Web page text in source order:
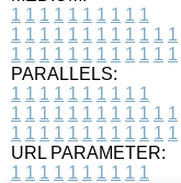
1 1 1 1 1 1 1 1 1 1
1 1 1 1 1 1 1 1 1 1 1 1
1 1 1 1 1 1 1 1 1 1 1 1
PARALLELS:
1 1 1 1 1 1 1 1 1 1
1 1 1 1 1 1 1 1 1 1 1 1
1 1 1 1 1 1 1 1 1 1 1 1
URL PARAMETER:
1 1 1 1 1 1 1 1 1 1